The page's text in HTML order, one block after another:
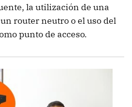
la utilización de una
router neutro o el uso del
punto de acceso.